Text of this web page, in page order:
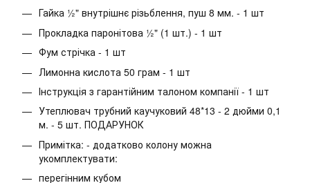
Гайка ½" внутрішнє різьблення, пуш 8 мм. - 1 шт
Прокладка паронітова ½" (1 шт.) - 1 шт
Фум стрічка - 1 шт
Лимонна кислота 50 грам - 1 шт
Інструкція з гарантійним талоном компанії - 1 шт
Утеплювач трубний каучуковий 48*13 - 2 дюйми 0,1
м. - 5 шт. ПОДАРУНОК
Примітка: - додатково колону можна
укомплектувати:
перегінним кубом